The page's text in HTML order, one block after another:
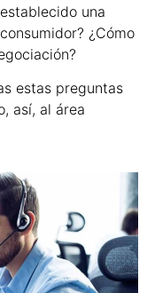
una
¿Cómo
estas preguntas
así, al área